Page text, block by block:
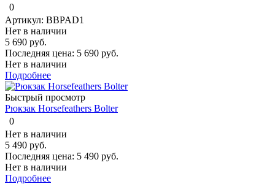
0
Артикул: BBPAD1
Нет в наличии
5 690 руб.
Последняя цена: 5 690 руб.
Нет в наличии
Подробнее
Быстрый просмотр
Рюкзак Horsefeathers Bolter
0
Нет в наличии
5 490 руб.
Последняя цена: 5 490 руб.
Нет в наличии
Подробнее